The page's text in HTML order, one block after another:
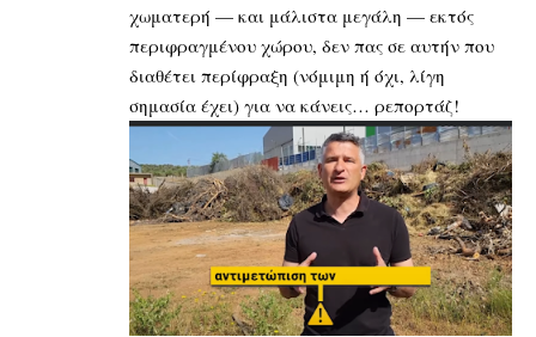
χωματερή — και μάλιστα μεγάλη — εκτός
περιφραγμένου χώρου, δεν πας σε αυτήν που
διαθέτει περίφραξη (νόμιμη ή όχι, λίγη
σημασία έχει) για να κάνεις… ρεπορτάζ!